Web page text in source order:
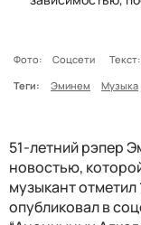
Фото: Соцсети Текст:
Теги:
Эминем Музыка
51-летний рэпер
новостью,
музыкант
опубликовал в